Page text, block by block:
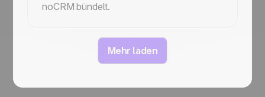
noCRM bündelt.
Mehr laden